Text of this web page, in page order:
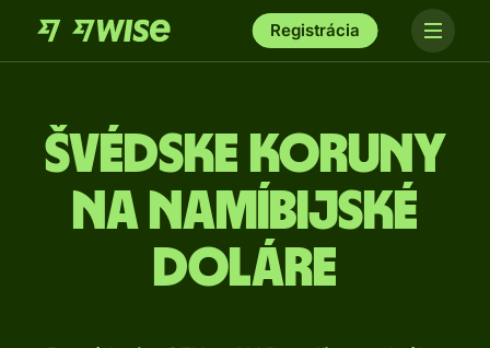
Registrácia
Švédske koruny
na namíbijské
doláre